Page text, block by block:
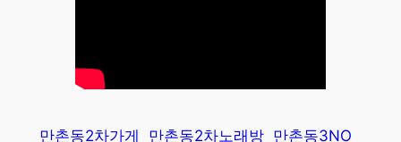
만촌동2차가게 만촌동2차노래방 만촌동3NO